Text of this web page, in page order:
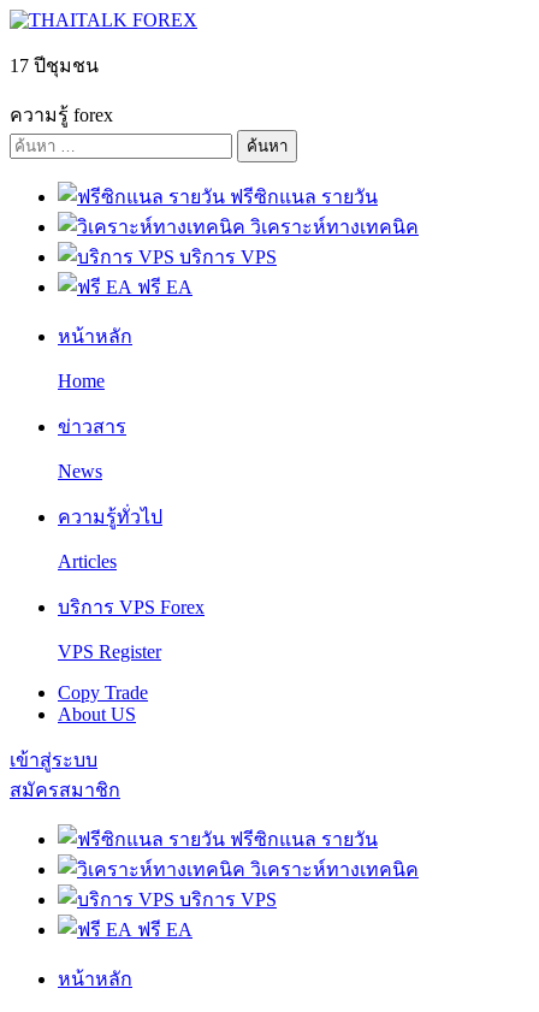
Skip
content
17 ปีชุมชน
ความรู้ forex
ค้นหา
ฟรีซิกแนล รายวัน
วิเคราะห์ทางเทคนิค
บริการ VPS
ฟรี EA
หน้าหลัก
Home
ข่าวสาร
News
ความรู้ทั่วไป
Articles
บริการ VPS Forex
VPS Register
Copy Trade
About US
เข้าสู่ระบบ
สมัครสมาชิก
ฟรีซิกแนล รายวัน
วิเคราะห์ทางเทคนิค
บริการ VPS
ฟรี EA
หน้าหลัก